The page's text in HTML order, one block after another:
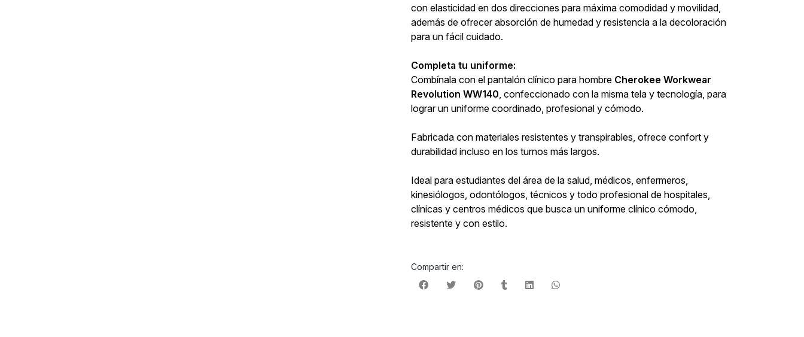
con elasticidad en dos direcciones para máxima comodidad y movilidad,
además de ofrecer absorción de humedad y resistencia a la decoloración
para un fácil cuidado.
Completa tu uniforme:
Combínala con el pantalón clínico para hombre Cherokee Workwear
Revolution WW140 , confeccionado con la misma tela y tecnología, para
lograr un uniforme coordinado, profesional y cómodo.
Fabricada con materiales resistentes y transpirables, ofrece confort y
durabilidad incluso en los turnos más largos.
Ideal para estudiantes del área de la salud, médicos, enfermeros,
kinesiólogos, odontólogos, técnicos y todo profesional de hospitales,
clínicas y centros médicos que busca un uniforme clínico cómodo,
resistente y con estilo.
Compartir en: